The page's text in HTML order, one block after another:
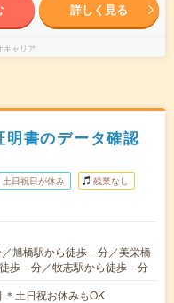
詳しく見る
キャリア
明書のデータ確認
土日祝日が休み 残業なし
旭橋駅から徒歩---分／美栄橋
歩---分／牧志駅から徒歩---分
土日祝お休みもOK